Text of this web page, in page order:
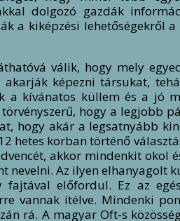
dolgozó gazdák
a kiképzési lehetőségekről
válik, hogy mely
képezni társukat,
a kívánatos küllem és a jó
hogy a legjobb
hogy akár a legsatnyább
hetes korban történő
akkor mindenkit
nevelni. Az ilyen elhanyagolt
fajtával előfordul. Ez az
vannak ítélve. Mindenki
rá. A magyar Oft-s